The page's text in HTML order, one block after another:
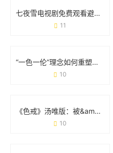
七夜雪电视剧免费观看避坑指南：这5个方法让你追剧不花冤枉钱
11
“一色一伦”理念如何重塑一区二区三区发展格局？
10
《色戒》汤唯版：被&amp;quot;无删减&amp;quot;改变的电影命运
10